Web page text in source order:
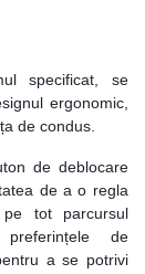
specificat, se
ergonomic,
de condus.
de deblocare
de a o regla
tot parcursul
de
a se potrivi